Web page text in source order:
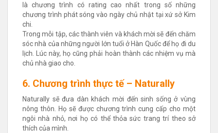
là chương trình có rating cao nhất trong số những
chương trình phát sóng vào ngày chủ nhật tại xứ sở Kim
chi.
Trong mỗi tập, các thành viên và khách mời sẽ đến chăm
sóc nhà của những người lớn tuổi ở Hàn Quốc để họ đi du
lịch. Lúc này, họ cũng phải hoàn thành các nhiệm vụ mà
chủ nhà giao cho.
6. Chương trình thực tế – Naturally
Naturally sẽ đưa dàn khách mời đến sinh sống ở vùng
nông thôn. Họ sẽ được chương trình cung cấp cho một
ngôi nhà nhỏ, nơi họ có thể thỏa sức trang trí theo sở
thích của mình.